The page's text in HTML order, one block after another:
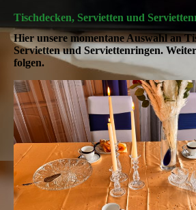
Tischdecken, Servietten und
Hier unsere momentane Auswahl an
Servietten und Serviettenringen.
folgen.